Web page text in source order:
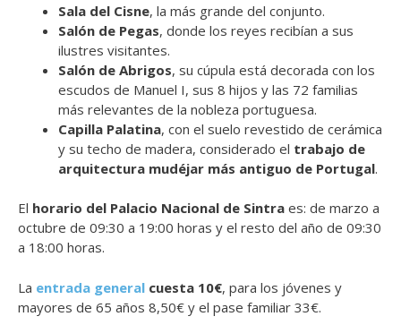
Sala del Cisne, la más grande del conjunto.
Salón de Pegas, donde los reyes recibían a sus
ilustres visitantes.
Salón de Abrigos, su cúpula está decorada con los
escudos de Manuel I, sus 8 hijos y las 72 familias
más relevantes de la nobleza portuguesa.
Capilla Palatina, con el suelo revestido de cerámica
y su techo de madera, considerado el trabajo de
arquitectura mudéjar más antiguo de Portugal.
El horario del Palacio Nacional de Sintra es: de marzo a
octubre de 09:30 a 19:00 horas y el resto del año de 09:30
a 18:00 horas.
La entrada general cuesta 10€, para los jóvenes y
mayores de 65 años 8,50€ y el pase familiar 33€.